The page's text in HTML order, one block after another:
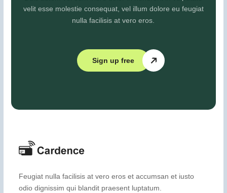
velit esse molestie consequat, vel illum dolore eu feugiat
nulla facilisis at vero eros.
Sign up free
Feugiat nulla facilisis at vero eros et accumsan et iusto
odio dignissim qui blandit praesent luptatum.